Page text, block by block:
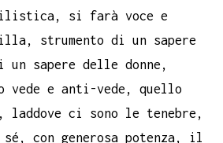
si farà voce e
strumento di un sapere
sapere delle donne,
vede e anti-vede, quello
laddove ci sono le tenebre,
con generosa potenza, il